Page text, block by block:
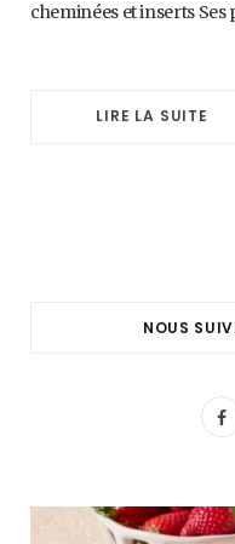
cheminées et inserts Ses
LIRE LA SUITE
NOUS
F